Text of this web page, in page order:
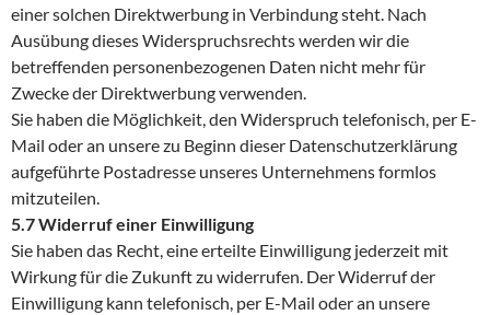
einer solchen Direktwerbung in Verbindung steht. Nach
Ausübung dieses Widerspruchsrechts werden wir die
betreffenden personenbezogenen Daten nicht mehr für
Zwecke der Direktwerbung verwenden.
Sie haben die Möglichkeit, den Widerspruch telefonisch, per E-
Mail oder an unsere zu Beginn dieser Datenschutzerklärung
aufgeführte Postadresse unseres Unternehmens formlos
mitzuteilen.
5.7 Widerruf einer Einwilligung
Sie haben das Recht, eine erteilte Einwilligung jederzeit mit
Wirkung für die Zukunft zu widerrufen. Der Widerruf der
Einwilligung kann telefonisch, per E-Mail oder an unsere